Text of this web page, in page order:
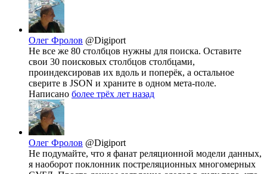
Олег Фролов @Digiport
Не все же 80 столбцов нужны для поиска. Оставите
свои 30 поисковых столбцов столбцами,
проиндексировав их вдоль и поперёк, а остальное
сверите в JSON и храните в одном мета-поле.
Написано более трёх лет назад
Олег Фролов @Digiport
Не подумайте, что я фанат реляционной модели данных,
я наоборот поклонник постреляционных многомерных